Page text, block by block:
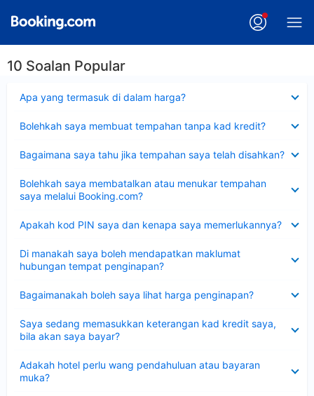
10 Soalan Popular
Apa yang termasuk di dalam harga?
Bolehkah saya membuat tempahan tanpa kad kredit?
Bagaimana saya tahu jika tempahan saya telah disahkan?
Bolehkah saya membatalkan atau menukar tempahan
saya melalui Booking.com?
Apakah kod PIN saya dan kenapa saya memerlukannya?
Di manakah saya boleh mendapatkan maklumat
hubungan tempat penginapan?
Bagaimanakah boleh saya lihat harga penginapan?
Saya sedang memasukkan keterangan kad kredit saya,
bila akan saya bayar?
Adakah hotel perlu wang pendahuluan atau bayaran
muka?